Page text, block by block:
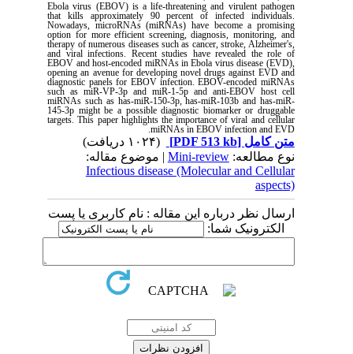
Ebola virus (EBOV) is a life-threatening and virulent pathogen
that kills approximately 90 percent of infected individuals.
Nowadays, microRNAs (miRNAs) have become a promising
option for more efficient screening, diagnosis, monitoring, and
therapy of numerous diseases such as cancer, stroke, Alzheimer's,
and viral infections. Recent studies have revealed the role of
EBOV and host-encoded miRNAs in Ebola virus disease (EVD),
opening an avenue for developing novel drugs against EVD and
diagnostic panels for EBOV infection. EBOV-encoded miRNAs
such as miR-VP-3p and miR-1-5p and anti-EBOV host cell
miRNAs such as has-miR-150-3p, has-miR-103b and has-miR-
145-3p might be a possible diagnostic biomarker or druggable
targets. This paper highlights the importance of viral and cellular
miRNAs in EBOV infection and EVD
.
متن کامل[PDF 513 kb]
نوع مطالعه:Mini-review| موضوع مقاله:
Infectious disease (Molecular and Cellular
aspects)
ارسال نظر درباره این مقاله : نام کاربری یا پست
الکترونیک شما: